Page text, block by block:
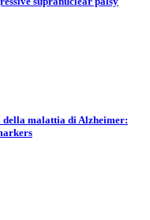
della malattia di Alzheimer: